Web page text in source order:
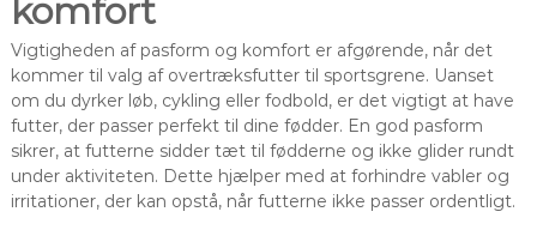
komfort
Vigtigheden af pasform og komfort er afgørende, når det
kommer til valg af overtræksfutter til sportsgrene. Uanset
om du dyrker løb, cykling eller fodbold, er det vigtigt at have
futter, der passer perfekt til dine fødder. En god pasform
sikrer, at futterne sidder tæt til fødderne og ikke glider rundt
under aktiviteten. Dette hjælper med at forhindre vabler og
irritationer, der kan opstå, når futterne ikke passer ordentligt.